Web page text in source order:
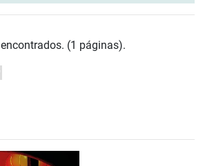
encontrados. (1 páginas).